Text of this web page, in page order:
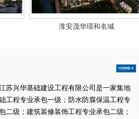
淮安茂华璟和名城
兴华基础建设工程有限公司是一家集地
工程专业承包一级；防水防腐保温工程专
二级；建筑装修装饰工程专业承包二级；